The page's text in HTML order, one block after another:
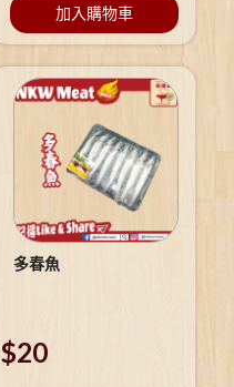
加入購物車
多春魚
$20